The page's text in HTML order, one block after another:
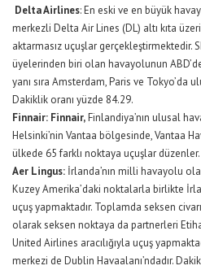
Delta Airlines: En eski ve en büyük
merkezli Delta Air Lines (DL) altı kıta
aktarmasız uçuşlar gerçekleştirmektedir.
üyelerinden biri olan havayolunun
yanı sıra Amsterdam, Paris ve Tokyo’da
Dakiklik oranı yüzde 84.29.
Finnair: Finnair,Finlandiya’nın ulusal
Helsinki’nin Vantaa bölgesinde, Vantaa
ülkede 65 farklı noktaya uçuşlar
Aer Lingus: İrlanda’nın milli havayolu
Kuzey Amerika’daki noktalarla birlikte
uçuş yapmaktadır. Toplamda seksen
olarak seksen noktaya da partnerleri
United Airlines aracılığıyla uçuş
merkezi de Dublin Havaalanı’ndadır.